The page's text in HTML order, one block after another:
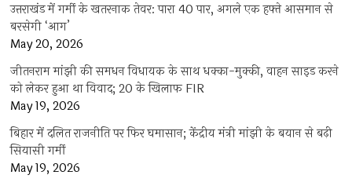
उत्तराखंड में गर्मी के खतरनाक तेवर: पारा 40 पार, अगले एक हफ्ते आसमान से
बरसेगी ‘आग’
May 20, 2026
जीतनराम मांझी की समधन विधायक के साथ धक्का-मुक्की, वाहन साइड करने
को लेकर हुआ था विवाद; 20 के खिलाफ FIR
May 19, 2026
बिहार में दलित राजनीति पर फिर घमासान; केंद्रीय मंत्री मांझी के बयान से बढ़ी
सियासी गर्मी
May 19, 2026